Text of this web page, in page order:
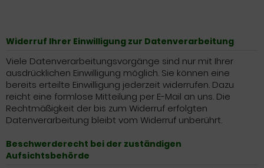
Widerruf Ihrer Einwilligung zur Datenverarbeitung
Viele Datenverarbeitungsvorgänge sind nur mit Ihrer
ausdrücklichen Einwilligung möglich. Sie können eine
bereits erteilte Einwilligung jederzeit widerrufen. Dazu
reicht eine formlose Mitteilung per E-Mail an uns. Die
Rechtmäßigkeit der bis zum Widerruf erfolgten
Datenverarbeitung bleibt vom Widerruf unberührt.
Beschwerderecht bei der zuständigen
Aufsichtsbehörde